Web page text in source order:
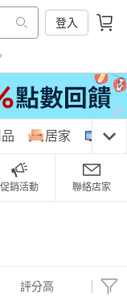
登入
親子玩具
居家 3C
促銷活動 聯絡店家
評分高